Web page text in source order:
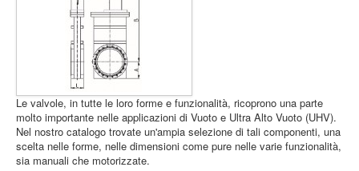
Session Cookie .www.pramashop.com
other
necessary
functions to
fully engage
Accetto Rifiuto
Le valvole, in tutte le loro forme e funzionalità, ricoprono una parte
molto importante nelle applicazioni di Vuoto e Ultra Alto Vuoto (UHV).
Nel nostro catalogo trovate un'ampia selezione di tali componenti, una
scelta nelle forme, nelle dimensioni come pure nelle varie funzionalità,
sia manuali che motorizzate.